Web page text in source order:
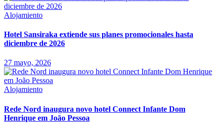
Alojamiento
Hotel Sansiraka extiende sus planes promocionales hasta
diciembre de 2026
27 mayo, 2026
Alojamiento
Rede Nord inaugura novo hotel Connect Infante Dom
Henrique em João Pessoa